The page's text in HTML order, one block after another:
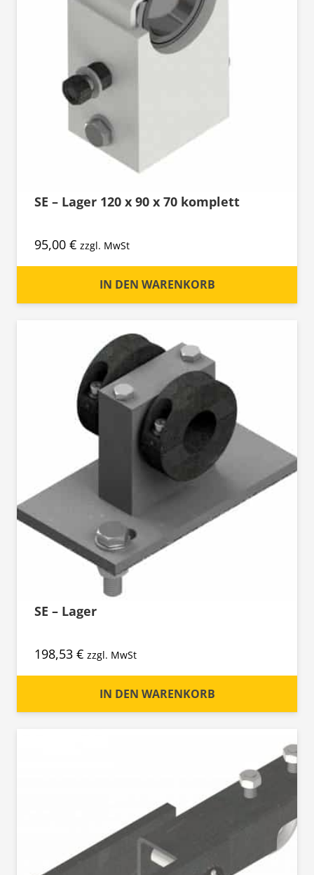
SE – Lager 120 x 90 x 70 komplett
95,00 € zzgl. MwSt
IN DEN WARENKORB
SE – Lager
198,53 € zzgl. MwSt
IN DEN WARENKORB